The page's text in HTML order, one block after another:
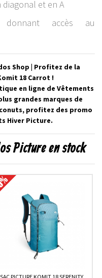
diagonal et en A
donnant accès au
Shop | Profitez de la
18 Carrot !
en ligne de Vêtements
grandes marques de
profitez des promo
Hiver Picture.
Picture en stock